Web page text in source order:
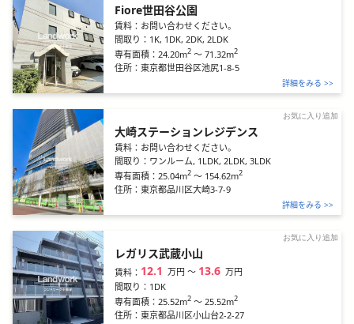
Fiore世田谷公園
賃料： お問い合わせください。
間取り： 1K, 1DK, 2DK, 2LDK
専有面積：24.20m2 ～ 71.32m2
住所：東京都世田谷区池尻1-8-5
詳細をみる >>
お気に入り追加
大崎ステーションレジデンス
賃料： お問い合わせください。
間取り： ワンルーム, 1LDK, 2LDK, 3LDK
専有面積：25.04m2 ～ 154.62m2
住所：東京都品川区大崎3-7-9
詳細をみる >>
お気に入り追加
レガリス武蔵小山
賃料： 12.1 万円〜 13.6 万円
間取り： 1DK
専有面積：25.52m2 ～ 25.52m2
住所：東京都品川区小山台2-2-27